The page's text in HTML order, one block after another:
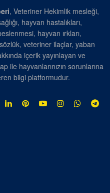
, Veteriner Hekimlik mesleği,
hayvan hastalıkları,
hayvan ırkları,
veteriner ilaçlar, yaban
içerik yayınlayan ve
ile hayvanlarınızın sorunlarına
bilgi platformudur.